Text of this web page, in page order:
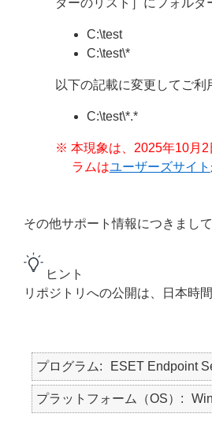
ダーのリスト］にフォル
C:\test
C:\test\*
以下の記載に変更してご利
C:\test\*.*
※ 本現象は、2025年10月2
ラムはユーザーズサイト
その他サポート情報につきまして
ヒント
リポジトリへの公開は、日本時
プログラム ESET Endpoint
プラットフォーム（OS）